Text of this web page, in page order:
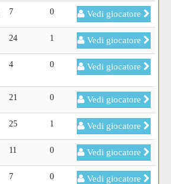
7 0 Vedi giocatore
24 1 Vedi giocatore
4 0 Vedi giocatore
21 0 Vedi giocatore
25 1 Vedi giocatore
11 0 Vedi giocatore
7 0 Vedi giocatore